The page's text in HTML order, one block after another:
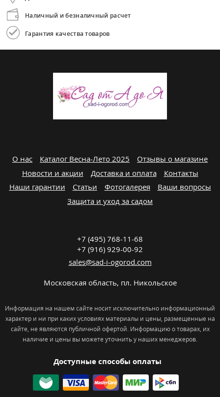
Наличный и безналичный расчет
Гарантия качества товаров
О нас Каталог Весна-Лето 2025
Отзывы о магазине
Новости и акции
Доставка и оплата
Контакты
Наши гарантии
Статьи Фотогалерея
Ваши вопросы
Защита и уход за садом
Доступные способы оплаты
+7 (495) 768-11-68
+7 (916) 929-00-92
sales@sad-i-ogorod.com
Московская область, пл. Никольcкое
Информация на нашем сайте носит исключительно информационный
характер и ни при каких условиях материалы и цены, размещенные на
сайте, не являются публичной офертой. Информацию о товарах, их
наличие и цены вы можете уточнить у наших менеджеров.